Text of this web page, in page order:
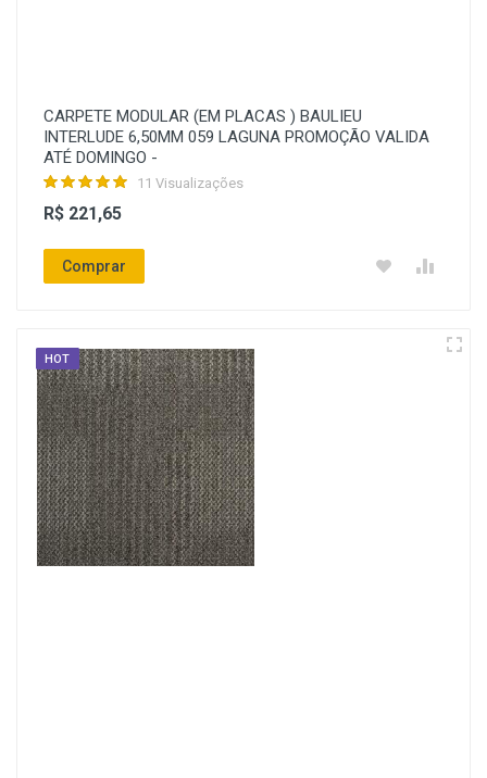
CARPETE MODULAR (EM PLACAS ) BAULIEU
INTERLUDE 6,50MM 059 LAGUNA PROMOÇÃO VALIDA
ATÉ DOMINGO -
11 Visualizações
R$ 221,65
Comprar
HOT